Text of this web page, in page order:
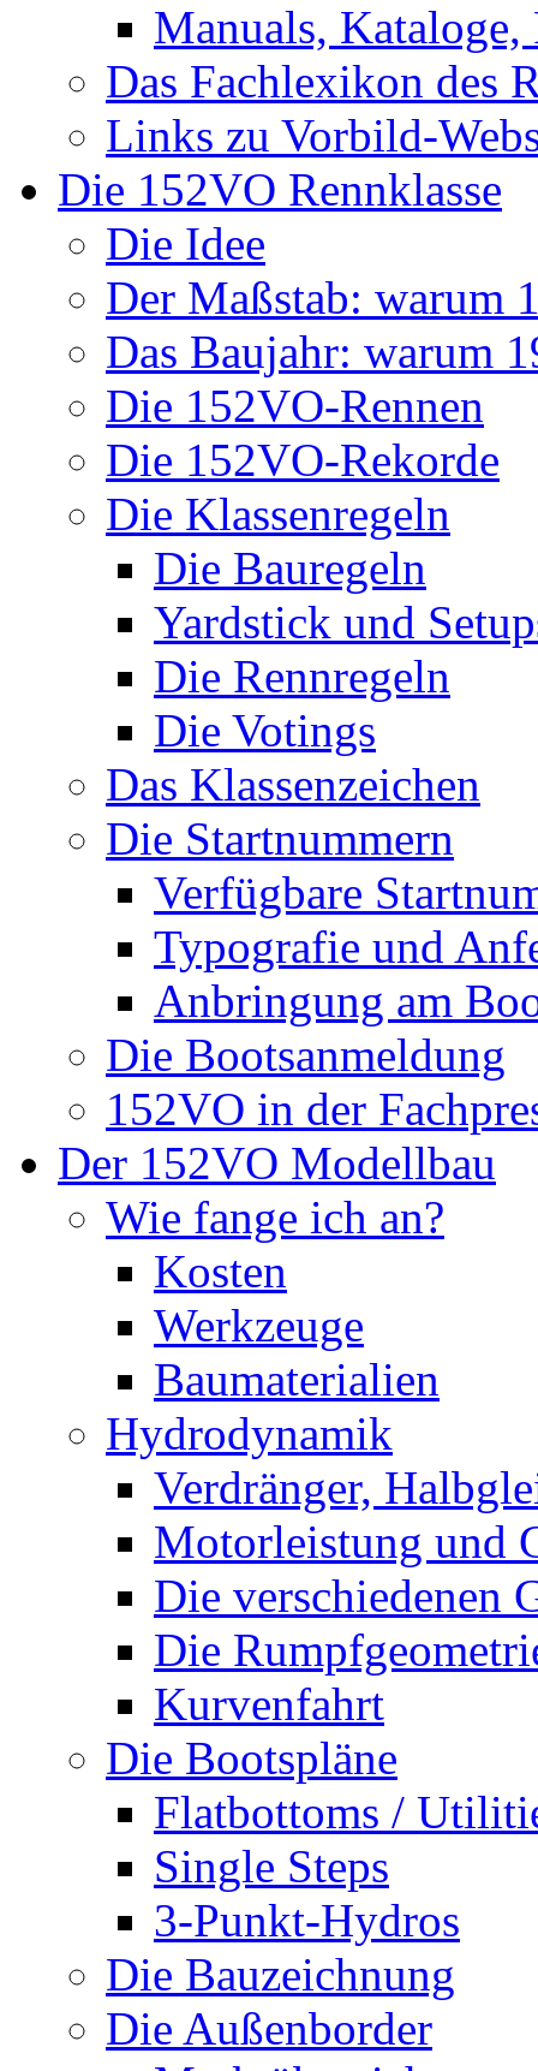
Manuals, Kataloge,
Das Fachlexikon des
Links zu Vorbild-
Die 152VO Rennklasse
Die Idee
Der Maßstab: warum
Das Baujahr: warum
Die 152VO-Rennen
Die 152VO-Rekorde
Die Klassenregeln
Die Bauregeln
Yardstick und
Die Rennregeln
Die Votings
Das Klassenzeichen
Die Startnummern
Verfügbare
Typografie und
Anbringung am
Die Bootsanmeldung
152VO in der
Der 152VO Modellbau
Wie fange ich an?
Kosten
Werkzeuge
Baumaterialien
Hydrodynamik
Verdränger,
Motorleistung und
Die verschiedenen
Die
Kurvenfahrt
Die Bootspläne
Flatbottoms /
Single Steps
3-Punkt-Hydros
Die Bauzeichnung
Die Außenborder